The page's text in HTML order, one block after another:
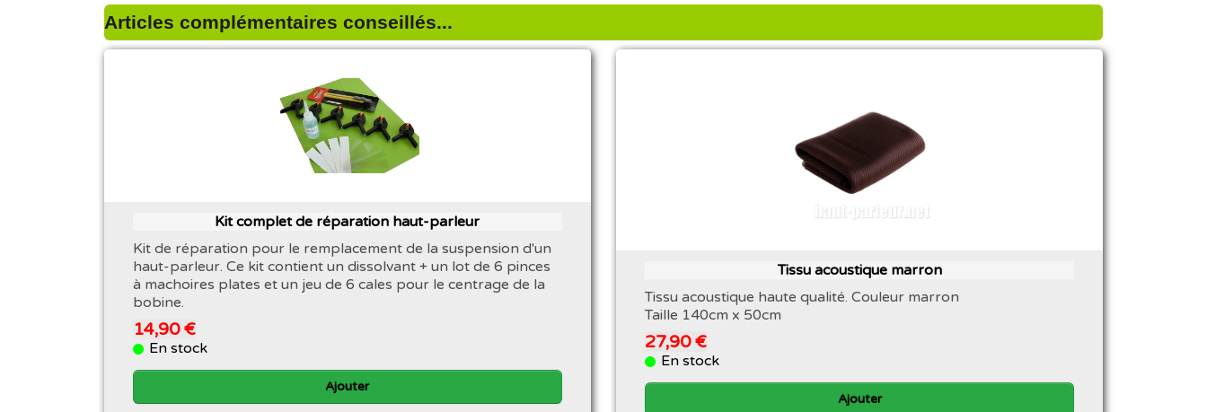
Articles complémentaires conseillés...
Kit complet de réparation haut-parleur
Kit de réparation pour le remplacement de la suspension d'un
haut-parleur. Ce kit contient un dissolvant + un lot de 6 pinces
à machoires plates et un jeu de 6 cales pour le centrage de la
bobine.
14,90 €
En stock
Ajouter
Tissu acoustique marron
Tissu acoustique haute qualité. Couleur marron
Taille 140cm x 50cm
27,90 €
En stock
Ajouter